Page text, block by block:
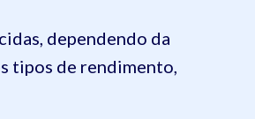
dependendo da
tipos de rendimento,